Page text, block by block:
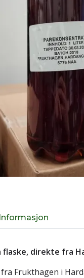
Informasjon
flaske, direkte fra
Frukthagen i